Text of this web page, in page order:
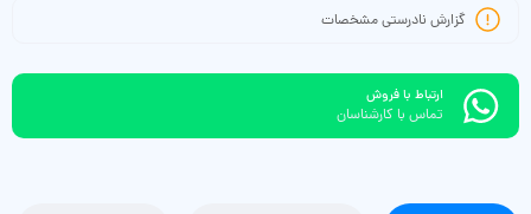
گزارش نادرستی مشخصات
ارتباط با فروش
تماس با کارشناسان